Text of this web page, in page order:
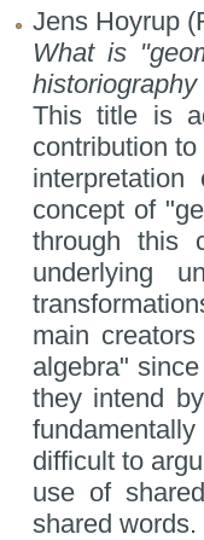
Jens Hoyrup
What is
historiography
This title is
contribution
concept of
through this
underlying
main
algebra"
they intend
difficult to
use of
shared words.